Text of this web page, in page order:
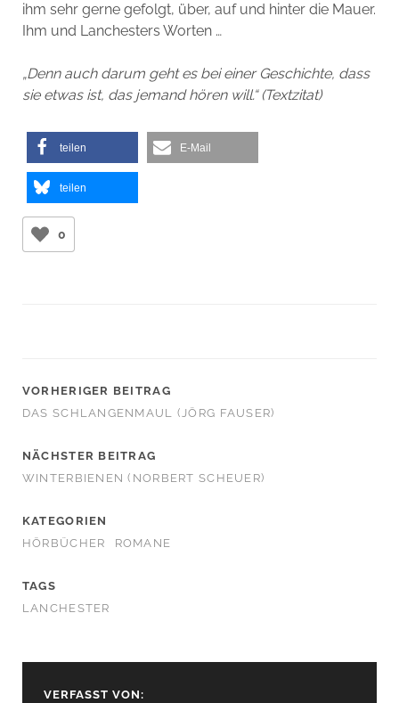
ihm sehr gerne gefolgt, über, auf und hinter die Mauer.
Ihm und Lanchesters Worten …
„Denn auch darum geht es bei einer Geschichte, dass
sie etwas ist, das jemand hören will.“ (Textzitat)
teilen E-Mail
teilen
0
VORHERIGER BEITRAG
DAS SCHLANGENMAUL (JÖRG FAUSER)
NÄCHSTER BEITRAG
WINTERBIENEN (NORBERT SCHEUER)
KATEGORIEN
HÖRBÜCHER
ROMANE
TAGS
LANCHESTER
VERFASST VON: